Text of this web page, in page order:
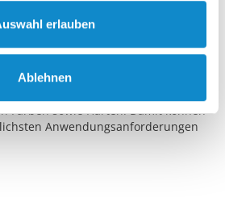
erlauben
Ablehnen
hohe Abriebfestigkeit und
Löcher sind auch für
optimiert.
bieten wir in zahlreichen
Farben sowie Härten. Damit können
Anwendungsanforderungen